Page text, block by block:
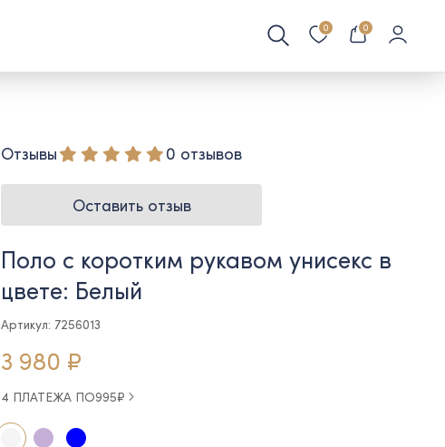
0 0
Отзывы 0 отзывов
Оставить отзыв
Поло с коротким рукавом унисекс в
цвете: Белый
Артикул: 7256013
3 980 ₽
4 ПЛАТЕЖА ПО995₽